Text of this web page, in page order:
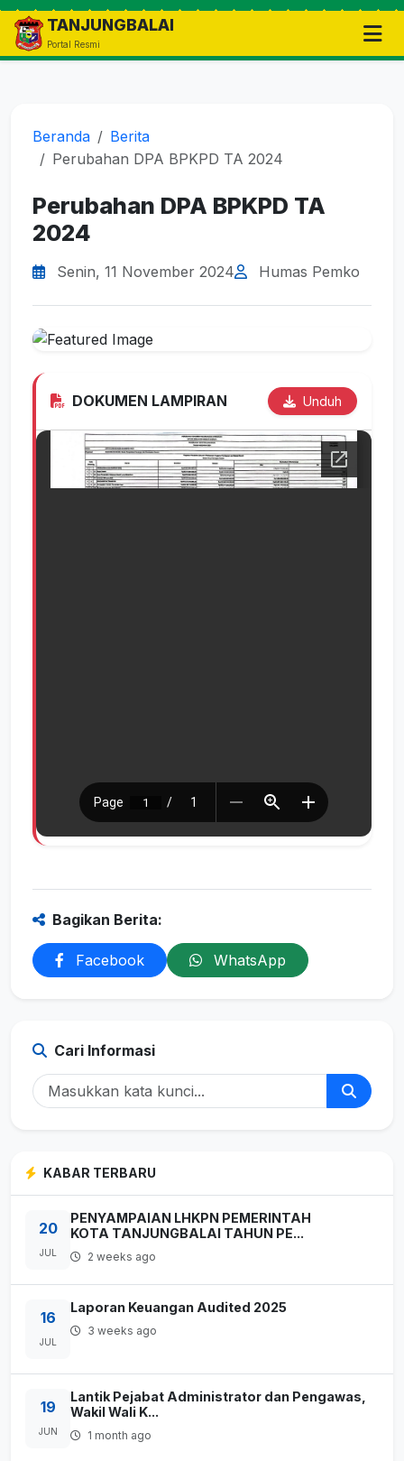
TANJUNGBALAI
Portal Resmi
Beranda
Berita
Perubahan DPA BPKPD TA 2024
Perubahan DPA BPKPD TA
2024
Senin, 11 November 2024 Humas Pemko
DOKUMEN LAMPIRAN Unduh
Bagikan Berita:
Facebook WhatsApp
Cari Informasi
KABAR TERBARU
20
JUL
PENYAMPAIAN LHKPN PEMERINTAH
KOTA TANJUNGBALAI TAHUN PE...
2 weeks ago
16
JUL
Laporan Keuangan Audited 2025
3 weeks ago
19
JUN
Lantik Pejabat Administrator dan Pengawas,
Wakil Wali K...
1 month ago